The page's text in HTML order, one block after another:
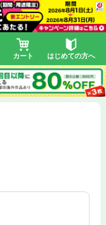
カート はじめての方へ